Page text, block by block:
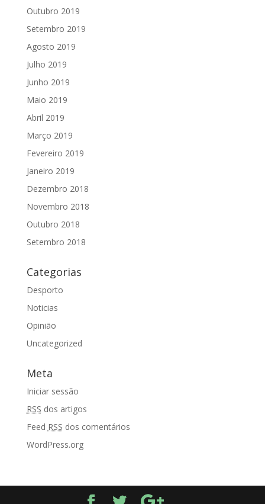
Outubro 2019
Setembro 2019
Agosto 2019
Julho 2019
Junho 2019
Maio 2019
Abril 2019
Março 2019
Fevereiro 2019
Janeiro 2019
Dezembro 2018
Novembro 2018
Outubro 2018
Setembro 2018
Categorias
Desporto
Noticias
Opinião
Uncategorized
Meta
Iniciar sessão
RSS dos artigos
Feed RSS dos comentários
WordPress.org